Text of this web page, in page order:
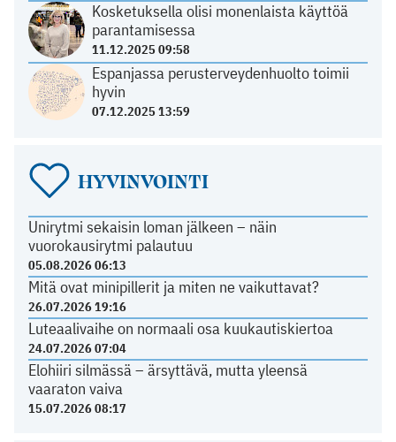
Kosketuksella olisi monenlaista käyttöä
parantamisessa
11.12.2025 09:58
Espanjassa perusterveydenhuolto toimii
hyvin
07.12.2025 13:59
HYVINVOINTI
Unirytmi sekaisin loman jälkeen – näin
vuorokausirytmi palautuu
05.08.2026 06:13
Mitä ovat minipillerit ja miten ne vaikuttavat?
26.07.2026 19:16
Luteaalivaihe on normaali osa kuukautiskiertoa
24.07.2026 07:04
Elohiiri silmässä – ärsyttävä, mutta yleensä
vaaraton vaiva
15.07.2026 08:17